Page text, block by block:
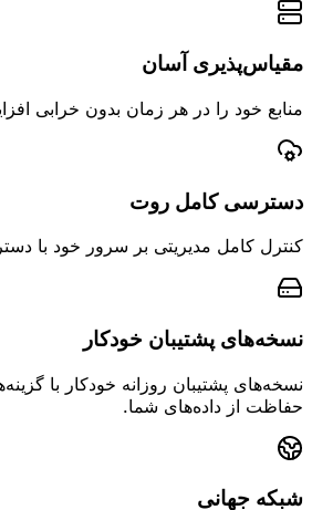
مقیاس‌پذیری آسان
منابع خود را در هر زمان بدون خرابی
دسترسی کامل روت
کنترل کامل مدیریتی بر سرور خود با
نسخه‌های پشتیبان خودکار
نسخه‌های پشتیبان روزانه خودکار با
حفاظت از داده‌های شما.
شبکه جهانی